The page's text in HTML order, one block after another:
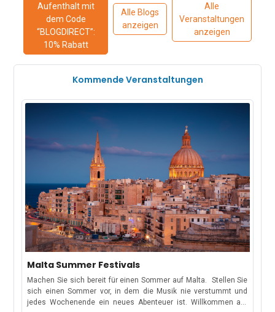
Aufenthalt mit
dem Code
“BLOGDIRECT”:
10% Rabatt
Alle Blogs
anzeigen
Alle
Veranstaltungen
anzeigen
Kommende Veranstaltungen
Malta Summer Festivals
Machen Sie sich bereit für einen Sommer auf Malta. Stellen Sie
sich einen Sommer vor, in dem die Musik nie verstummt und
jedes Wochenende ein neues Abenteuer ist. Willkommen auf